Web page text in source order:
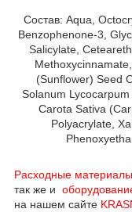
Состав: Aqua,
Benzophenone-3,
Salicylate,
(Sunflower) Seed
Solanum
Carota Sativa
Polyacrylate,
Расходные материалы
так же и
на нашем сайте